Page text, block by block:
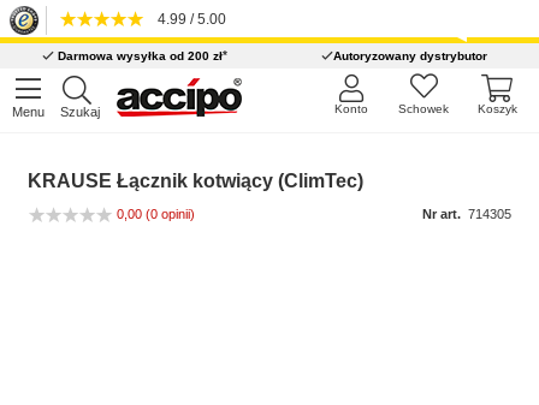
4.99 / 5.00
Darmowa wysyłka od 200 zł* Autoryzowany dystrybutor
Menu Szukaj Koszyk
Schowek
Konto
KRAUSE Łącznik kotwiący (ClimTec)
0,00 (0 opinii) Nr art. 714305